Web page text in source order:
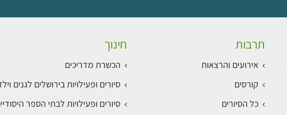
תרבות
אירועים והרצאות
קורסים
כל הסיורים
חינוך
הכשרת מדריכים
סיורים ופעילויות בירושלים לגנים
סיורים ופעילויות לבתי הספר